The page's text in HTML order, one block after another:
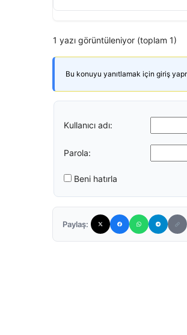
1 yazı görüntüleniyor (toplam 1)
Bu konuyu yanıtlamak için giriş
Kullanıcı adı:
Parola:
Beni hatırla
Paylaş: